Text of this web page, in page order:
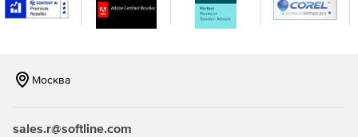
Интеграция Test Studio с программными инструментами,
которые уже установлены.
Москва
sales.r@softline.com